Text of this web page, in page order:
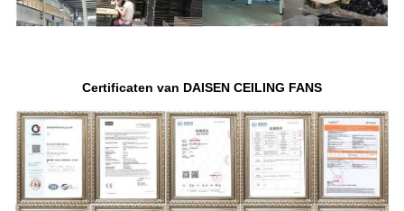
Certificaten van DAISEN CEILING FANS